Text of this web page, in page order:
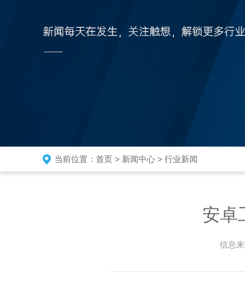
当前位置： 首页 > 新闻中心 > 行业新闻
安卓
信息